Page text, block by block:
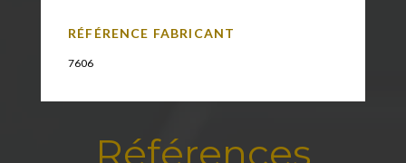
RÉFÉRENCE FABRICANT
7606
Références